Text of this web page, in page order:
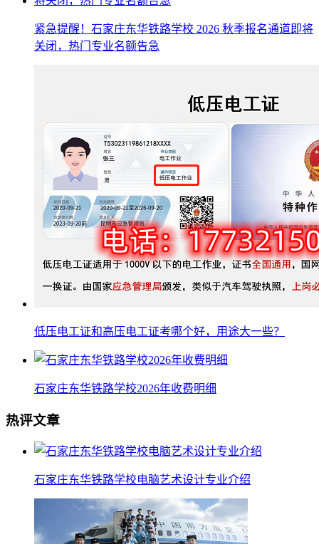
紧急提醒！石家庄东华铁路学校 2026 秋季报名通道即将
关闭，热门专业名额告急
低压电工证和高压电工证考哪个好，用途大一些？
石家庄东华铁路学校2026年收费明细
热评文章
石家庄东华铁路学校电脑艺术设计专业介绍